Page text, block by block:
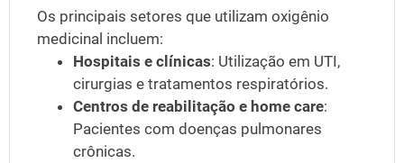
Os principais setores que utilizam oxigênio
medicinal incluem:
Hospitais e clínicas: Utilização em UTI,
cirurgias e tratamentos respiratórios.
Centros de reabilitação e home care:
Pacientes com doenças pulmonares
crônicas.